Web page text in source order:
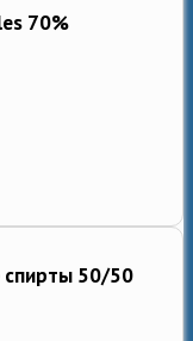
70%
50/50